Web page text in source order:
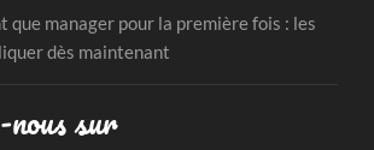
que manager pour la première fois : les
dès maintenant
sur